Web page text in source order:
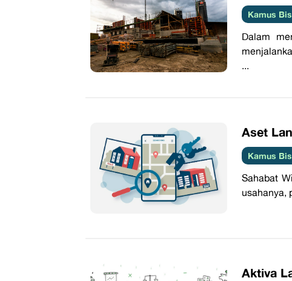
Kamus
Dalam
...
Aset
Kamus
Sahabat
usahanya,
Aktiva